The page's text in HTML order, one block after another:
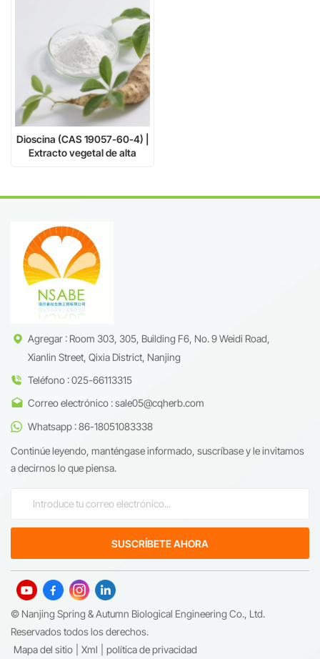
Dioscina (CAS 19057-60-4) |
Extracto vegetal de alta
Agregar : Room 303, 305, Building F6, No. 9 Weidi Road,
Xianlin Street, Qixia District, Nanjing
Teléfono : 025-66113315
Correo electrónico : sale05@cqherb.com
Whatsapp : 86-18051083338
Continúe leyendo, manténgase informado, suscríbase y le invitamos
a decirnos lo que piensa.
© Nanjing Spring & Autumn Biological Engineering Co., Ltd.
Reservados todos los derechos.
Mapa del sitio
Xml política de privacidad